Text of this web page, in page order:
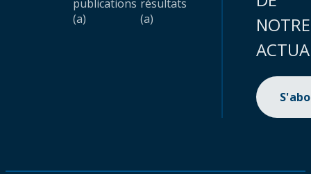
publications
(a)
résultats
(a)
NOTRE